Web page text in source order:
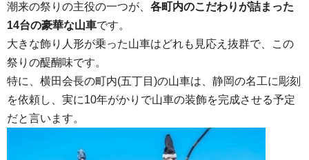
潮来の祭りの主役の一つが、 各町内のこだわりが詰まった
14台の豪華な山車です。
大きな飾り人形が乗った山車はどれも見応え抜群で、
この
祭りの醍醐味です。
特に、横田会長の町内(五丁目)の山車は、静岡の名工に彫刻
を依頼し、実に10年がかりで山車の装飾を完成させる予定
だと言います。